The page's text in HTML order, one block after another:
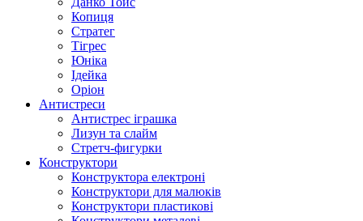
Копиця
Стратег
Тігрес
Юніка
Ідейка
Оріон
Антистреси
Антистрес іграшка
Лизун та слайм
Стретч-фигурки
Конструктори
Конструктора електроні
Конструктори для малюків
Конструктори пластикові